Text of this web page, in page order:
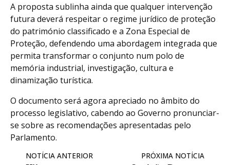
A proposta sublinha ainda que qualquer intervenção
futura deverá respeitar o regime jurídico de proteção
do património classificado e a Zona Especial de
Proteção, defendendo uma abordagem integrada que
permita transformar o conjunto num polo de
memória industrial, investigação, cultura e
dinamização turística.
O documento será agora apreciado no âmbito do
processo legislativo, cabendo ao Governo pronunciar-
se sobre as recomendações apresentadas pelo
Parlamento.
NOTÍCIA ANTERIOR PRÓXIMA NOTÍCIA